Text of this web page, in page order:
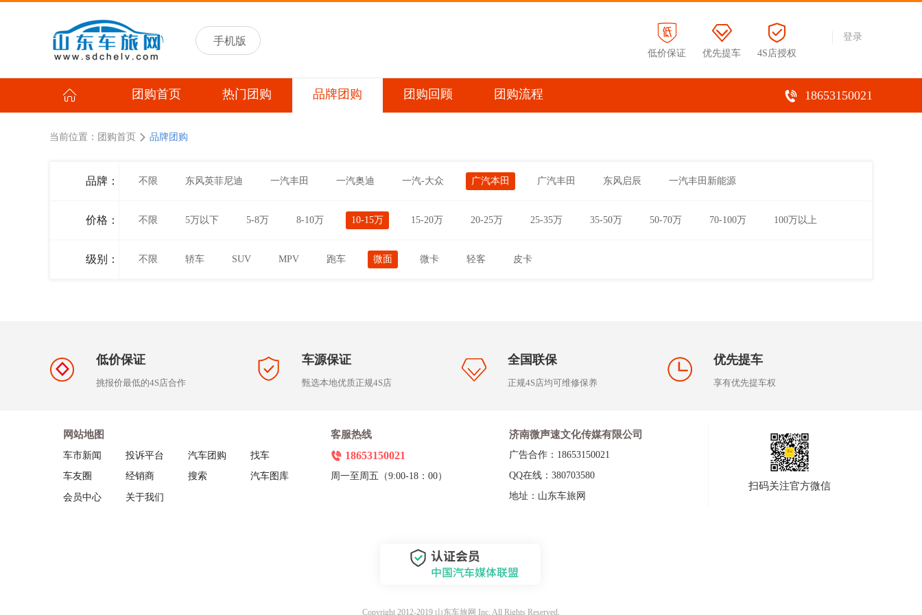
手机版
登录
低价保证
优先提车 4S店授权
团购首页 热门团购 品牌团购 团购回顾 团购流程 18653150021
当前位置： 团购首页 品牌团购
品牌： 不限 东风英菲尼迪 一汽丰田 一汽奥迪 一汽-大众 广汽本田 广汽丰田 东风启辰 一汽丰田新能源
价格： 不限 5万以下 5-8万 8-10万 10-15万 15-20万 20-25万 25-35万 35-50万 50-70万 70-100万 100万以上
级别： 不限 轿车 SUV MPV 跑车 微面 微卡 轻客 皮卡
低价保证
挑报价最低的4S店合作
车源保证
甄选本地优质正规4S店
全国联保
正规4S店均可维修保养
优先提车
享有优先提车权
网站地图
车市新闻 投诉平台 汽车团购 找车
车友圈 经销商 搜索 汽车图库
会员中心 关于我们
客服热线
18653150021
周一至周五（9:00-18：00）
济南微声速文化传媒有限公司
广告合作：18653150021
QQ在线：380703580
地址：山东车旅网
扫码关注官方微信
Copyright 2012-2019 山东车旅网 Inc. All Rights Reserved.